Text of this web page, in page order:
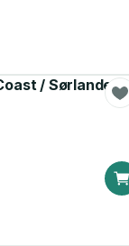
/ Sørlandet